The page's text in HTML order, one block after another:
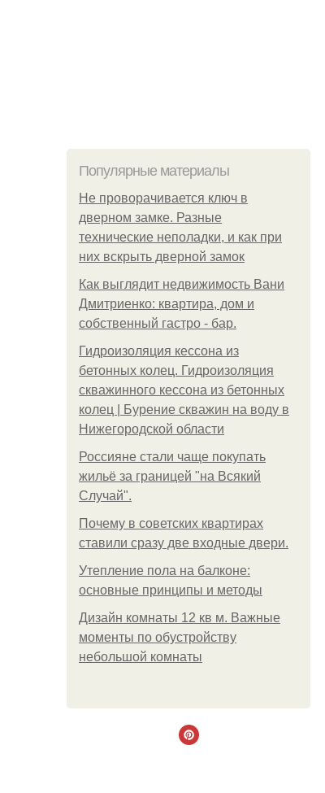
Популярные материалы
Не проворачивается ключ в
дверном замке. Разные
технические неполадки, и как при
них вскрыть дверной замок
Как выглядит недвижимость Вани
Дмитриенко: квартира, дом и
собственный гастро - бар.
Гидроизоляция кессона из
бетонных колец. Гидроизоляция
скважинного кессона из бетонных
колец | Бурение скважин на воду в
Нижегородской области
Россияне стали чаще покупать
жильё за границей "на Всякий
Случай".
Почему в советских квартирах
ставили сразу две входные двери.
Утепление пола на балконе:
основные принципы и методы
Дизайн комнаты 12 кв м. Важные
моменты по обустройству
небольшой комнаты